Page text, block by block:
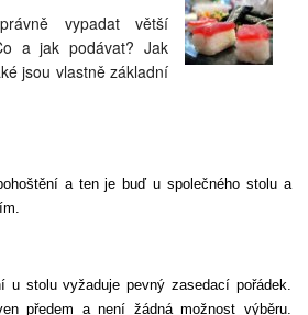
vypadat větší
a jak podávat? Jak
jsou vlastně základní
a ten je buď u společného stolu a
u stolu vyžaduje pevný zasedací pořádek.
předem a není žádná možnost vý­běru.